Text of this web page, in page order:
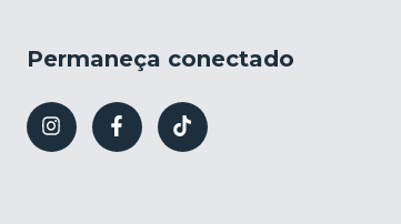
Permaneça conectado